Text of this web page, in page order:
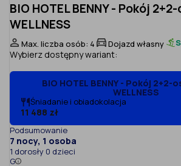
BIO HOTEL BENNY - Pokój
WELLNESS
Max. liczba osób: 4 Dojazd własny
Wybierz dostępny wariant:
BIO HOTEL BENNY - Pokój 2+2-
WELLNESS
Śniadanie i obiadokolacja
11 488 zł
Podsumowanie
7 nocy, 1 osoba
1 dorosły 0 dzieci
G